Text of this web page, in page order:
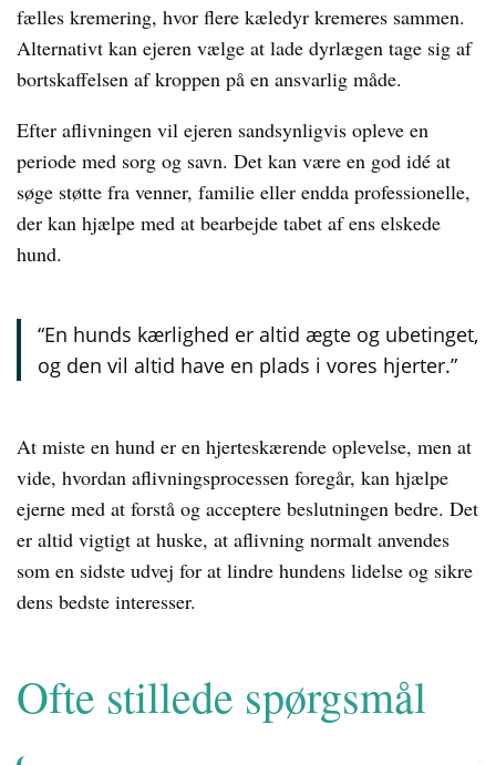
fælles kremering, hvor flere kæledyr kremeres sammen.
Alternativt kan ejeren vælge at lade dyrlægen tage sig af
bortskaffelsen af kroppen på en ansvarlig måde.
Efter aflivningen vil ejeren sandsynligvis opleve en
periode med sorg og savn. Det kan være en god idé at
søge støtte fra venner, familie eller endda professionelle,
der kan hjælpe med at bearbejde tabet af ens elskede
hund.
“En hunds kærlighed er altid ægte og ubetinget,
og den vil altid have en plads i vores hjerter.”
At miste en hund er en hjerteskærende oplevelse, men at
vide, hvordan aflivningsprocessen foregår, kan hjælpe
ejerne med at forstå og acceptere beslutningen bedre. Det
er altid vigtigt at huske, at aflivning normalt anvendes
som en sidste udvej for at lindre hundens lidelse og sikre
dens bedste interesser.
Ofte stillede spørgsmål